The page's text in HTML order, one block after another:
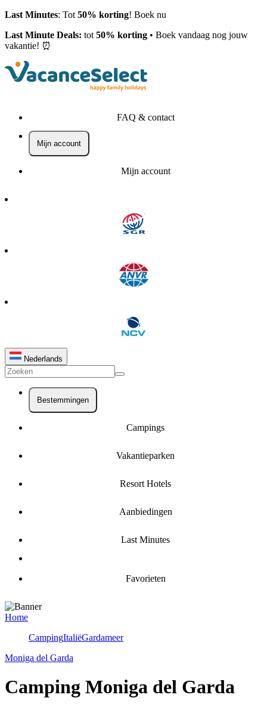
Last Minutes: Tot 50% korting! Boek nu
Last Minute Deals: tot 50% korting • Boek vandaag nog jouw
vakantie! ⏰
FAQ & contact
Mijn account
Mijn account
Nederlands
Bestemmingen
Campings
Vakantieparken
Resort Hotels
Aanbiedingen
Last Minutes
Favorieten
Home
CampingItaliëGardameer
Moniga del Garda
Camping Moniga del Garda